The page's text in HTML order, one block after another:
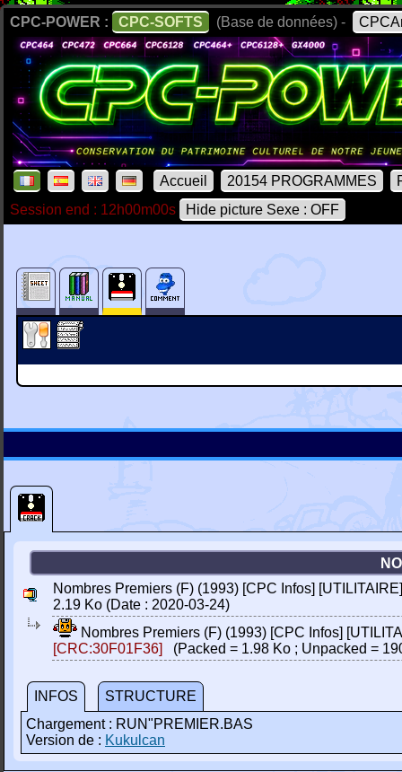
CPC-POWER : CPC-SOFTS (Base de données) -
Accueil 20154 PROGRAMMES
Session end : 12h00m00s
Hide picture Sexe : OFF
Nombres Premiers (F) (1993) [CPC Infos]
2.19 Ko (Date : 2020-03-24)
Nombres Premiers (F) (1993) [CPC Infos]
[CRC:30F01F36]
(Packed = 1.98 Ko ; Unpacked =
INFOS
STRUCTURE
Chargement : RUN"PREMIER.BAS
Version de : Kukulcan